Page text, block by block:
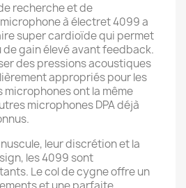
recherche et de
à électret 4099 a
super cardioïde qui permet
de gain élevé avant feedback.
des pressions acoustiques
appropriés pour les
ont la même
microphones DPA déjà
leur discrétion et la
les 4099 sont
Le col de cygne offre un